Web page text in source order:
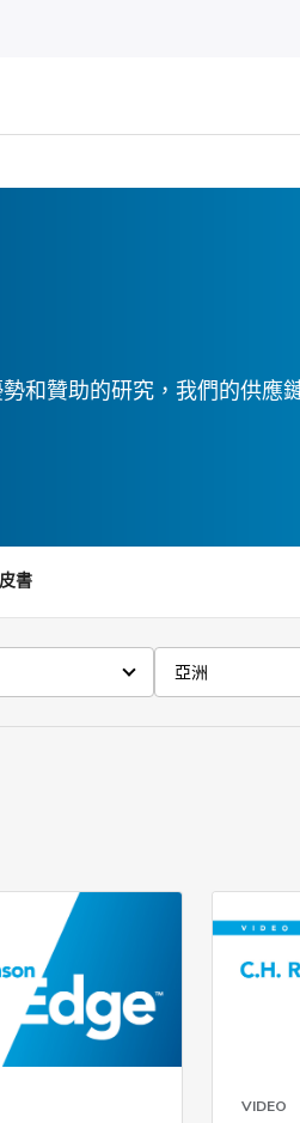
和贊助的研究，我們的供應
書
亞洲
VIDEO